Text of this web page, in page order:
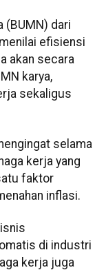
(BUMN) dari
efisiensi
akan secara
karya,
sekaligus
selama
kerja yang
faktor
inflasi.
di industri
kerja juga